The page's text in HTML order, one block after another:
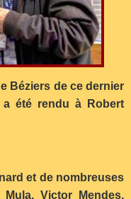
Béziers de ce dernier
a été rendu à Robert
et de nombreuses
Victor Mendes,